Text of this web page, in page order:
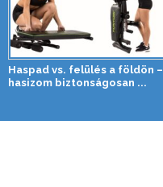
Haspad vs. felülés a földön –
hasizom biztonságosan ...